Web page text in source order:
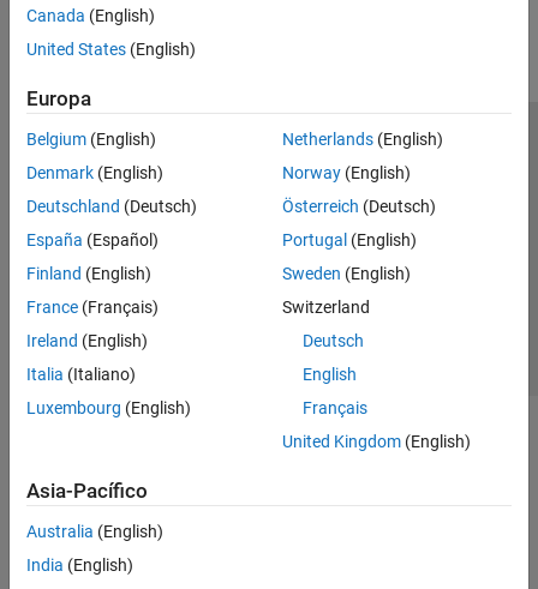
Canada (English)
United States (English)
Europa
Belgium (English)
Denmark (English)
Deutschland (Deutsch)
España (Español)
Finland (English)
France (Français)
Ireland (English)
Italia (Italiano)
Luxembourg (English)
Netherlands(English)
Norway(English)
Österreich (Deutsch)
Portugal (English)
Sweden (English)
Switzerland
Deutsch
English
Français
United Kingdom(English)
Asia-Pacífico
Australia (English)
India (English)
Centro de confianza
Marcas comerciales
Política de privacidad
Antipiratería
Estado de las aplicaciones
Información de contacto
© 1994-2026 The MathWorks, Inc.